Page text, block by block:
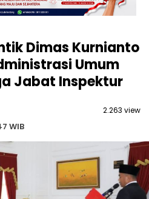
Dimas Kurnianto
Umum
Jabat Inspektur
WIB
2.263 view